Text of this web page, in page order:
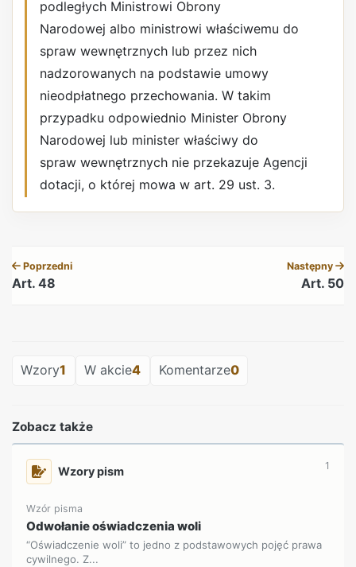
podległych Ministrowi Obrony
Narodowej albo ministrowi właściwemu do
spraw wewnętrznych lub przez nich
nadzorowanych na podstawie umowy
nieodpłatnego przechowania. W takim
przypadku odpowiednio Minister Obrony
Narodowej lub minister właściwy do
spraw wewnętrznych nie przekazuje Agencji
dotacji, o której mowa w art. 29 ust. 3.
Poprzedni
Art. 48
Następny
Art. 50
Wzory1 W akcie4 Komentarze0
Zobacz także
Wzory pism 1
Wzór pisma
Odwołanie oświadczenia woli
“Oświadczenie woli” to jedno z podstawowych pojęć prawa
cywilnego. Z...